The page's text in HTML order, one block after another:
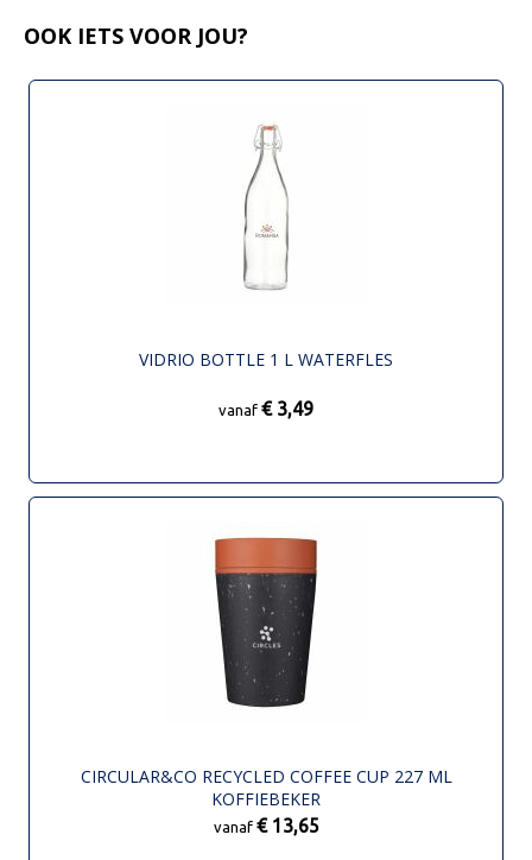
OOK IETS VOOR JOU?
VIDRIO BOTTLE 1 L WATERFLES
vanaf € 3,49
CIRCULAR&CO RECYCLED COFFEE CUP 227 ML
KOFFIEBEKER
vanaf € 13,65